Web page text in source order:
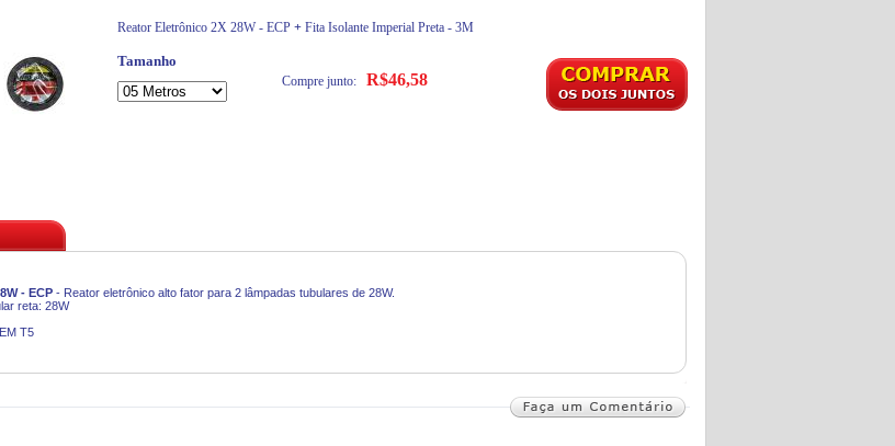
Reator Eletrônico 2X 28W - ECP + Fita Isolante Imperial Preta - 3M
Tamanho
Compre junto: R$46,58
- ECP - Reator eletrônico alto fator para 2 lâmpadas tubulares de 28W.
reta: 28W
T5